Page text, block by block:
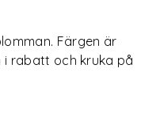
Färgen är
i rabatt och kruka på